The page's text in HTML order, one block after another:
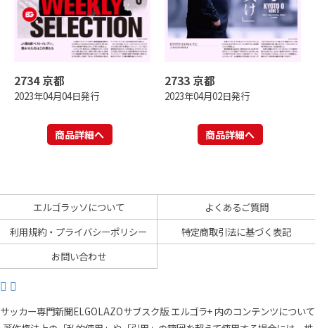
2734 京都
2023年04月04日発行
商品詳細へ
2733 京都
2023年04月02日発行
商品詳細へ
エルゴラッソについて
よくあるご質問
利用規約・プライバシーポリシー
特定商取引法に基づく表記
お問い合わせ
サッカー専門新聞ELGOLAZOサブスク版 エルゴラ+ 内のコンテンツについて